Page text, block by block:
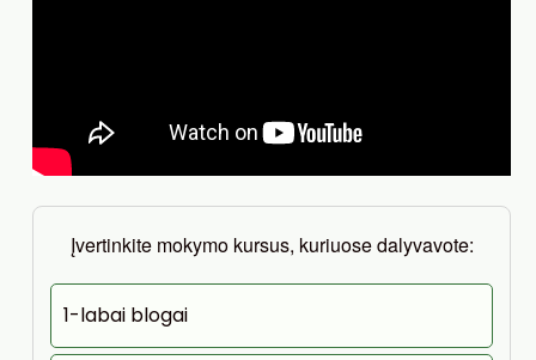
Įvertinkite mokymo kursus, kuriuose dalyvavote:
1-labai blogai